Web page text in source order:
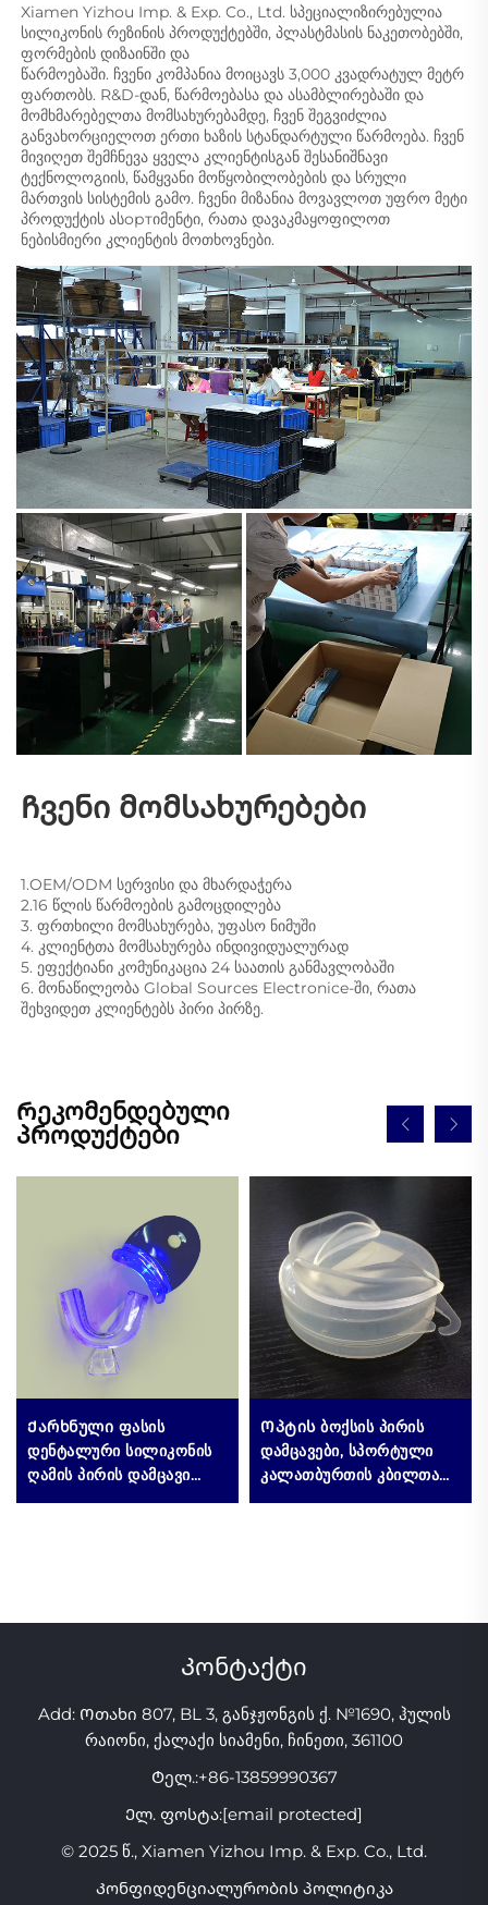
Xiamen Yizhou Imp. & Exp. Co., Ltd. სპეციალიზირებულია
სილიკონის რეზინის პროდუქტებში, პლასტმასის ნაკეთობებში,
ფორმების დიზაინში და
წარმოებაში. ჩვენი კომპანია მოიცავს 3,000 კვადრატულ მეტრ
ფართობს. R&D-დან, წარმოებასა და ასამბლირებაში და
მომხმარებელთა მომსახურებამდე, ჩვენ შეგვიძლია
განვახორციელოთ ერთი ხაზის სტანდარტული წარმოება. ჩვენ
მივიღეთ შემჩნევა ყველა კლიენტისგან შესანიშნავი
ტექნოლოგიის, წამყვანი მოწყობილობების და სრული
მართვის სისტემის გამო. ჩვენი მიზანია მოვავლოთ უფრო მეტი
პროდუქტის ასортიმენტი, რათა დავაკმაყოფილოთ
ნებისმიერი კლიენტის მოთხოვნები.
Ჩვენი მომსახურებები
1.OEM/ODM სერვისი და მხარდაჭერა
2.16 წლის წარმოების გამოცდილება
3. ფრთხილი მომსახურება, უფასო ნიმუში
4. კლიენტთა მომსახურება ინდივიდუალურად
5. ეფექტიანი კომუნიკაცია 24 საათის განმავლობაში
6. მონაწილეობა Global Sources Electronice-ში, რათა
შეხვიდეთ კლიენტებს პირი პირზე.
Რეკომენდებული
პროდუქტები
Ქარხნული ფასის
დენტალური სილიკონის
ღამის პირის დამცავი
ჩამოყრილი
პირის ნამდვილი
Ოპტის ბოქსის პირის
დამცავები, სპორტული
კალათბურთის კბილთა
დამცავი, ჩანთა, ხმაურის
Კონტაქტი
Add: Ოთახი 807, BL 3, განჯჟონგის ქ. №1690, ჰულის
რაიონი, ქალაქი სიამენი, ჩინეთი, 361100
Ტელ.:+86-13859990367
Ელ. ფოსტა:[email protected]
© 2025 წ., Xiamen Yizhou Imp. & Exp. Co., Ltd.
Კონფიდენციალურობის პოლიტიკა